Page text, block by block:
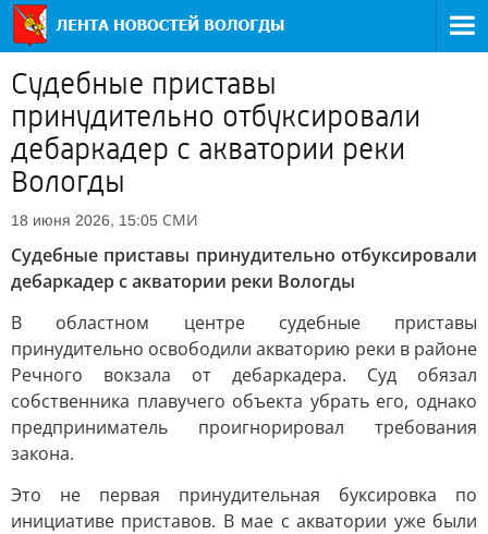
Судебные приставы
принудительно отбуксировали
дебаркадер с акватории реки
Вологды
18 июня 2026, 15:05 СМИ
Судебные приставы принудительно отбуксировали
дебаркадер с акватории реки Вологды
В областном центре судебные приставы
принудительно освободили акваторию реки в районе
Речного вокзала от дебаркадера. Суд обязал
собственника плавучего объекта убрать его, однако
предприниматель проигнорировал требования
закона.
Это не первая принудительная буксировка по
инициативе приставов. В мае с акватории уже были